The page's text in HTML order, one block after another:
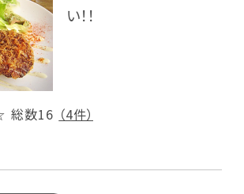
い！！
総数16 （4件）